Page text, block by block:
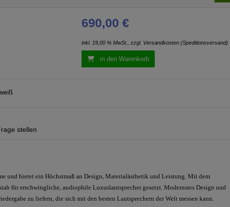
690,00 €
inkl. 19,00 % MwSt., zzgl. Versandkosten (Speditionsversand)
in den Warenkorb
stellen
und bietet ein Höchstmaß an Design, Materialästhetik und Leistung. Mit dem
für erschwingliche, audiophile Luxuslautsprecher gesetzt. Modernstes Design und
zu liefern, die sich mit den besten Lautsprechern der Welt messen kann.